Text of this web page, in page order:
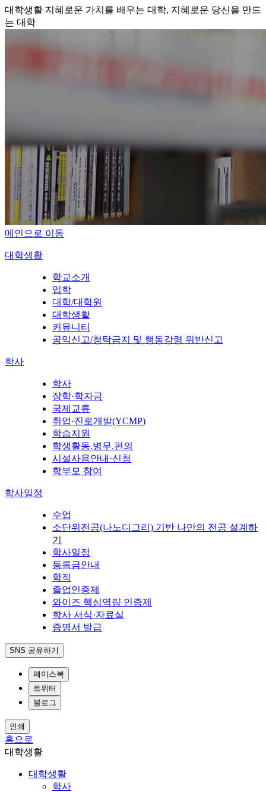
대학생활 지혜로운 가치를 배우는 대학, 지혜로운 당신을 만드
는 대학
메인으로 이동
대학생활
학교소개
입학
대학/대학원
대학생활
커뮤니티
공익신고/청탁금지 및 행동강령 위반신고
학사
학사
장학·학자금
국제교류
취업·진로개발(YCMP)
학습지원
학생활동.병무.편의
시설사용안내·신청
학부모 참여
학사일정
수업
소단위전공(나노디그리) 기반 나만의 전공 설계하
기
학사일정
등록금안내
학적
졸업인증제
와이즈 핵심역량 인증제
학사 서식·자료실
증명서 발급
SNS 공유하기
페이스북
트위터
블로그
인쇄
홈으로
대학생활
대학생활
학사